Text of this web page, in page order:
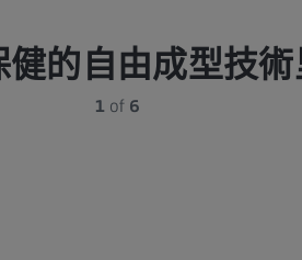
的自由成型技
1 of 6